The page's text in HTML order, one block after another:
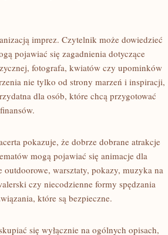
imprez. Czytelnik może dowiedzieć
pojawiać się zagadnienia dotyczące
fotografa, kwiatów czy upominków
nie tylko od strony marzeń i inspiracji,
dla osób, które chcą przygotować
pokazuje, że dobrze dobrane atrakcje
mogą pojawiać się animacje dla
warsztaty, pokazy, muzyka na
czy niecodzienne formy spędzania
które są bezpieczne.
się wyłącznie na ogólnych opisach,